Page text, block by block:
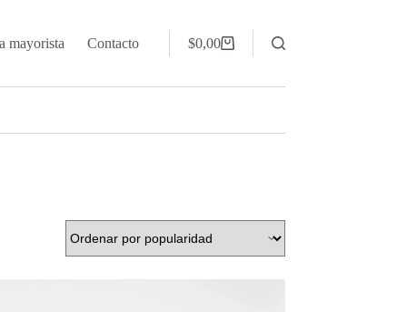
mayorista Contacto
Carro
$0,00